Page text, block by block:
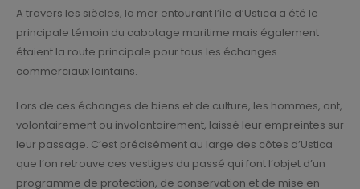
A travers les siècles, la mer entourant l’île d’Ustica a été le
principale témoin du cabotage maritime mais également
étaient la route principale pour tous les échanges
commerciaux lointains.
Lors de ces échanges de biens et de culture, les hommes, ont,
volontairement ou involontairement, laissé leur empreintes sur
leur passage. C’est précisément au large des côtes d’Ustica
que l’on retrouve ces vestiges du passé qui font l’objet d’un
programme de protection, de conservation et de mise en